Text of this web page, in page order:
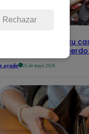
Revisa con tu DNI si tu
como pobre, de acuerdo
ayudo 25 de mayo 2026
Rechazar